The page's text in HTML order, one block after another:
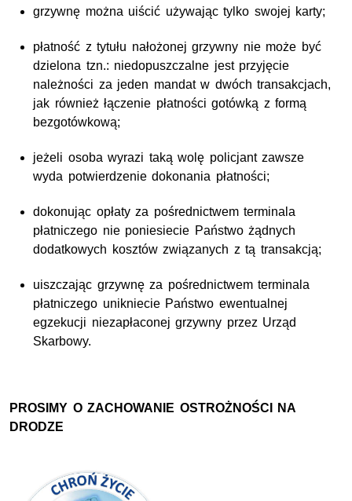
grzywnę można uiścić używając tylko swojej karty;
płatność z tytułu nałożonej grzywny nie może być
dzielona tzn.: niedopuszczalne jest przyjęcie
należności za jeden mandat w dwóch transakcjach,
jak również łączenie płatności gotówką z formą
bezgotówkową;
jeżeli osoba wyrazi taką wolę policjant zawsze
wyda potwierdzenie dokonania płatności;
dokonując opłaty za pośrednictwem terminala
płatniczego nie poniesiecie Państwo żądnych
dodatkowych kosztów związanych z tą transakcją;
uiszczając grzywnę za pośrednictwem terminala
płatniczego unikniecie Państwo ewentualnej
egzekucji niezapłaconej grzywny przez Urząd
Skarbowy.
PROSIMY O ZACHOWANIE OSTROŻNOŚCI NA
DRODZE